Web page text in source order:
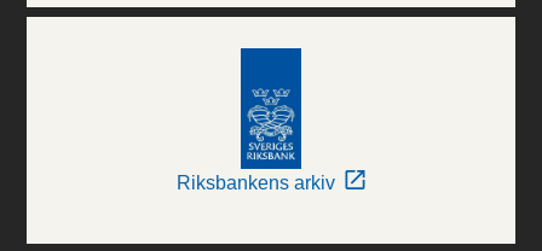
Riksbankens arkiv